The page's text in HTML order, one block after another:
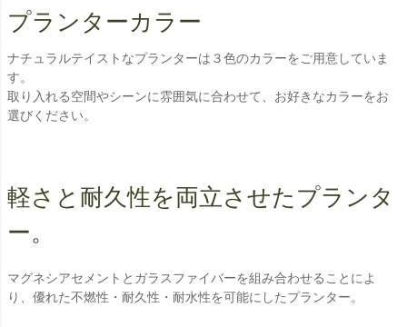
プランターカラー
ナチュラルテイストなプランターは３色のカラーをご用意していま
す。
取り入れる空間やシーンに雰囲気に合わせて、お好きなカラーをお
選びください。
軽さと耐久性を両立させたプランタ
ー。
マグネシアセメントとガラスファイバーを組み合わせることによ
り、優れた不燃性・耐久性・耐水性を可能にしたプランター。